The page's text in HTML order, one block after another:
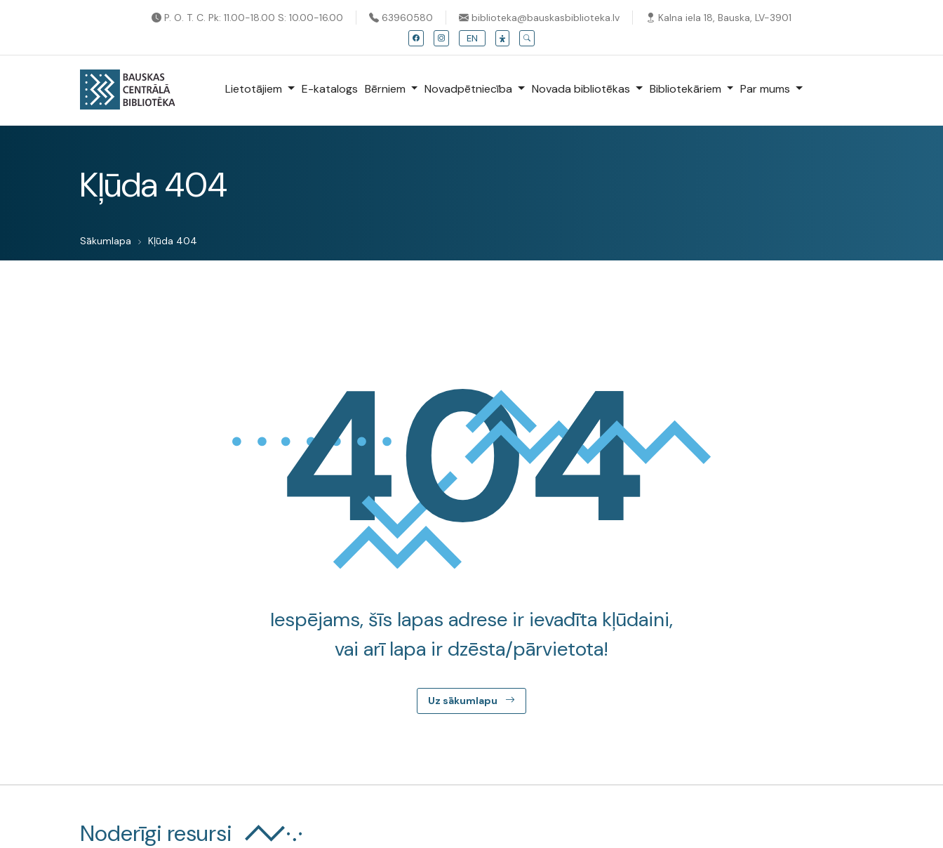
P. O. T. C. Pk: 11.00-18.00 S: 10.00-16.00 63960580 biblioteka@bauskasbiblioteka.lv Kalna iela 18, Bauska, LV-3901
EN
Lietotājiem E-katalogs Bērniem Novadpētniecība Novada bibliotēkas Bibliotekāriem Par mums
Kļūda 404
Sākumlapa Kļūda 404
Iespējams, šīs lapas adrese ir ievadīta kļūdaini,
vai arī lapa ir dzēsta/pārvietota!
Uz sākumlapu
Noderīgi resursi